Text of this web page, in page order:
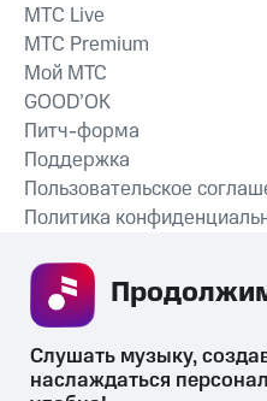
СКАЧАТЬ
MTС Live
MTС Premium
Мой МТС
GOOD’OK
Питч-форма
Поддержка
Пользовательское
Политика
Слушать музыку,
наслаждаться